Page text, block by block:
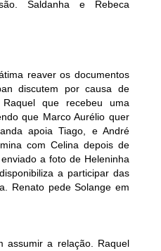
Saldanha e Rebeca
reaver os documentos
discutem por causa de
que recebeu uma
que Marco Aurélio quer
apoia Tiago, e André
com Celina depois de
a foto de Heleninha
a participar das
Renato pede Solange em
assumir a relação. Raquel